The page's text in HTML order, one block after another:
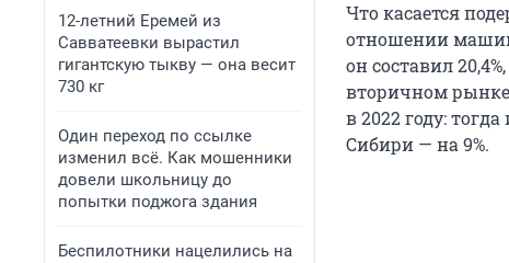
12-летний Еремей из
Савватеевки вырастил
гигантскую тыкву — она весит
730 кг
Один переход по ссылке
изменил всё. Как мошенники
довели школьницу до
попытки поджога здания
Беспилотники нацелились на
Что касается
отношении
он составил
вторичном рынке
в 2022 году:
Сибири — на 9%.